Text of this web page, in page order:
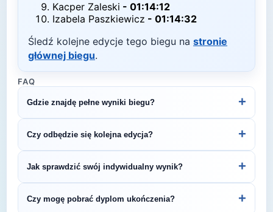
Kacper Zaleski - 01:14:12
Izabela Paszkiewicz - 01:14:32
Śledź kolejne edycje tego biegu na stronie
głównej biegu.
FAQ
Gdzie znajdę pełne wyniki biegu? +
organizatora.
Czy odbędzie się kolejna edycja? +
Śledź stronę organizatora lub ZawodyBiegowe.pl,
by być na bieżąco z datą kolejnej edycji 13. PKO
Białystok Półmaraton.
Jak sprawdzić swój indywidualny wynik? +
organizatora lub platformie pomiarowej podanej na
Czy mogę pobrać dyplom ukończenia? +